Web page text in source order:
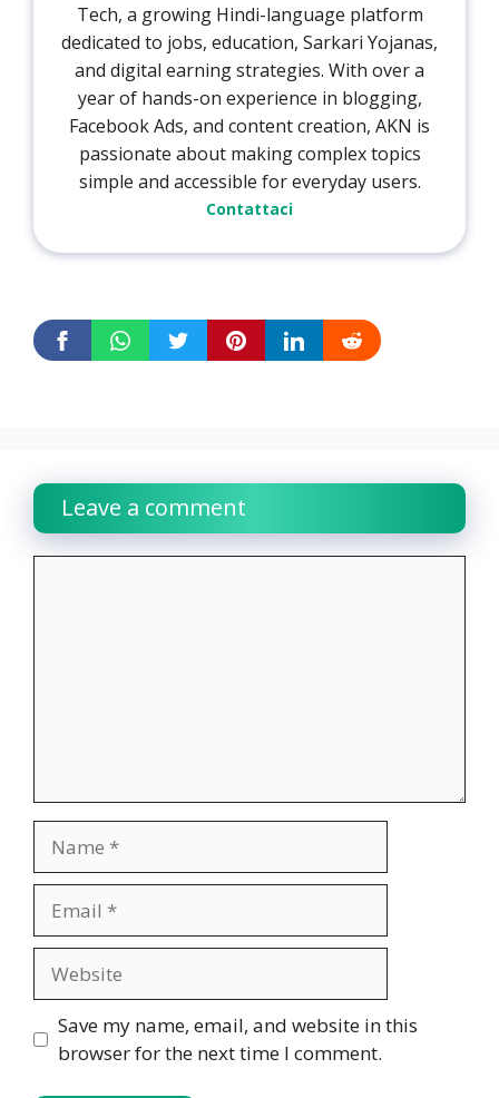
Tech, a growing Hindi-language platform
dedicated to jobs, education, Sarkari Yojanas,
and digital earning strategies. With over a
year of hands-on experience in blogging,
Facebook Ads, and content creation, AKN is
passionate about making complex topics
simple and accessible for everyday users.
Contattaci
Leave a comment
Save my name, email, and website in this
browser for the next time I comment.